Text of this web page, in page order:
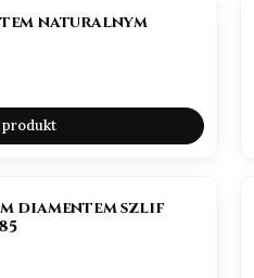
naturalnym
produkt
diamentem szlif